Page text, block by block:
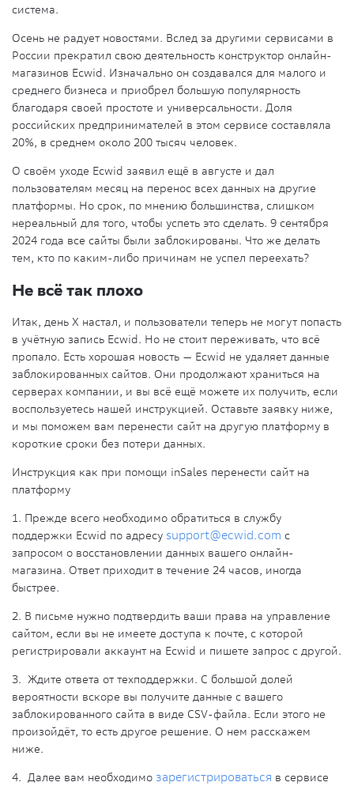
система.
Осень не радует новостями. Вслед за другими сервисами в
России прекратил свою деятельность конструктор онлайн-
магазинов Ecwid. Изначально он создавался для малого и
среднего бизнеса и приобрел большую популярность
благодаря своей простоте и универсальности. Доля
российских предпринимателей в этом сервисе составляла
20%, в среднем около 200 тысяч человек.
О своём уходе Ecwid заявил ещё в августе и дал
пользователям месяц на перенос всех данных на другие
платформы. Но срок, по мнению большинства, слишком
нереальный для того, чтобы успеть это сделать. 9 сентября
2024 года все сайты были заблокированы. Что же делать
тем, кто по каким-либо причинам не успел переехать?
Не всё так плохо
Итак, день Х настал, и пользователи теперь не могут попасть
в учётную запись Ecwid. Но не стоит переживать, что всё
пропало. Есть хорошая новость — Еcwid не удаляет данные
заблокированных сайтов. Они продолжают храниться на
серверах компании, и вы всё ещё можете их получить, если
воспользуетесь нашей инструкцией. Оставьте заявку ниже,
и мы поможем вам перенести сайт на другую платформу в
короткие сроки без потери данных.
Инструкция как при помощи inSales перенести сайт на
платформу
1. Прежде всего необходимо обратиться в службу
поддержки Ecwid по адресу support@ecwid.com с
запросом о восстановлении данных вашего онлайн-
магазина. Ответ приходит в течение 24 часов, иногда
быстрее.
2. В письме нужно подтвердить ваши права на управление
сайтом, если вы не имеете доступа к почте, с которой
регистрировали аккаунт на Ecwid и пишете запрос с другой.
3. Ждите ответа от техподдержки. С большой долей
вероятности вскоре вы получите данные с вашего
заблокированного сайта в виде CSV-файла. Если этого не
произойдёт, то есть другое решение. О нем расскажем
ниже.
4. Далее вам необходимо зарегистрироваться в сервисе